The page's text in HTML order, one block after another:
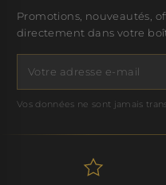
Promotions, nouveautés,
directement dans votre
Vos données ne sont jamais